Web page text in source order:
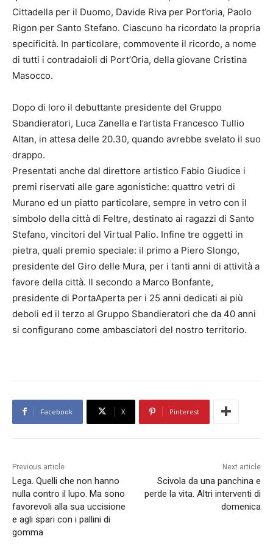
Cittadella per il Duomo, Davide Riva per Port’oria, Paolo
Rigon per Santo Stefano. Ciascuno ha ricordato la propria
specificità. In particolare, commovente il ricordo, a nome
di tutti i contradaioli di Port’Oria, della giovane Cristina
Masocco.
Dopo di loro il debuttante presidente del Gruppo
Sbandieratori, Luca Zanella e l’artista Francesco Tullio
Altan, in attesa delle 20.30, quando avrebbe svelato il suo
drappo.
Presentati anche dal direttore artistico Fabio Giudice i
premi riservati alle gare agonistiche: quattro vetri di
Murano ed un piatto particolare, sempre in vetro con il
simbolo della città di Feltre, destinato ai ragazzi di Santo
Stefano, vincitori del Virtual Palio. Infine tre oggetti in
pietra, quali premio speciale: il primo a Piero Slongo,
presidente del Giro delle Mura, per i tanti anni di attività a
favore della città. Il secondo a Marco Bonfante,
presidente di PortaAperta per i 25 anni dedicati ai più
deboli ed il terzo al Gruppo Sbandieratori che da 40 anni
si configurano come ambasciatori del nostro territorio.
Facebook X Pinterest
Previous article
Lega. Quelli che non hanno
nulla contro il lupo. Ma sono
favorevoli alla sua uccisione
e agli spari con i pallini di
gomma
Next article
Scivola da una panchina e
perde la vita. Altri interventi di
domenica